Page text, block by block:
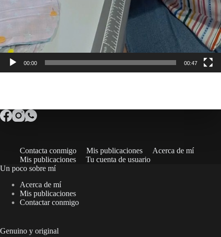
00:00 00:47
Contacta conmigo Mis publicaciones
Acerca de mí
Mis publicaciones
Tu cuenta de usuario
Un poco sobre mí
Acerca de mí
Mis publicaciones
Contactar conmigo
Genuino y original